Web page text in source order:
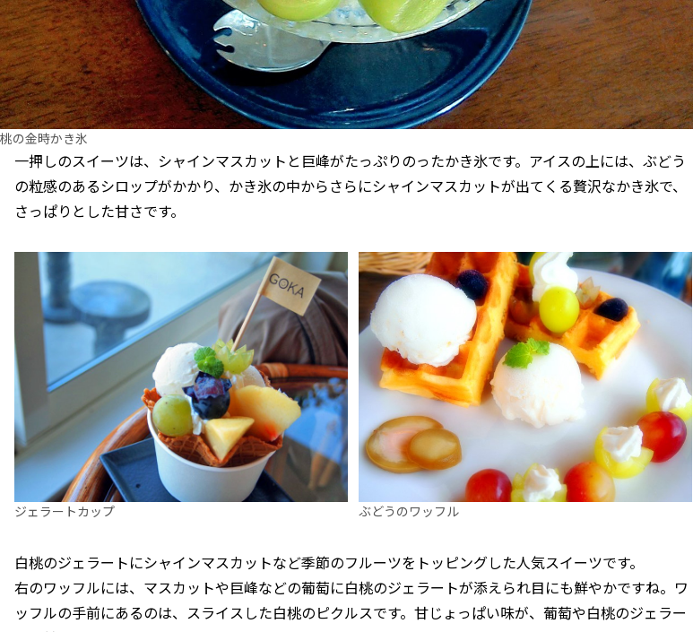
桃の金時かき氷
一押しのスイーツは、シャインマスカットと巨峰がたっぷりのったかき氷です。アイスの上には、ぶどう
の粒感のあるシロップがかかり、かき氷の中からさらにシャインマスカットが出てくる贅沢なかき氷で、
さっぱりとした甘さです。
ジェラートカップ ぶどうのワッフル
白桃のジェラートにシャインマスカットなど季節のフルーツをトッピングした人気スイーツです。
右のワッフルには、マスカットや巨峰などの葡萄に白桃のジェラートが添えられ目にも鮮やかですね。ワ
ッフルの手前にあるのは、スライスした白桃のピクルスです。甘じょっぱい味が、葡萄や白桃のジェラー